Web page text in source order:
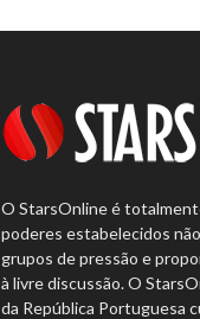
O StarsOnline é
poderes estabelecidos
grupos de pressão e
à livre discussão. O
da República Portuguesa